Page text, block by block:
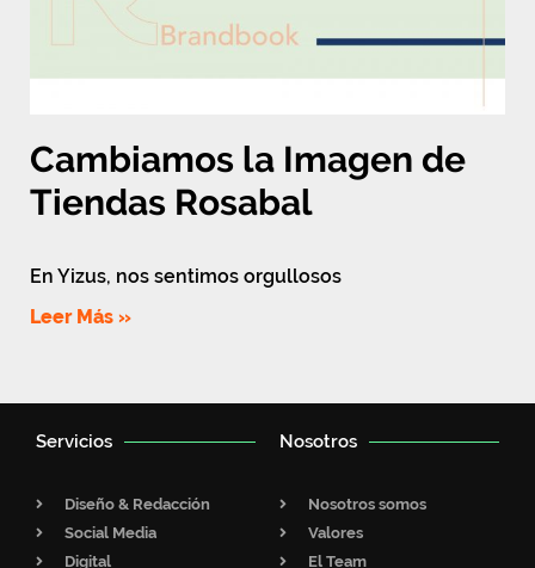
Cambiamos la Imagen de
Tiendas Rosabal
En Yizus, nos sentimos orgullosos
Leer Más »
Servicios
Diseño & Redacción
Social Media
Digital
Nosotros
Nosotros somos
Valores
El Team